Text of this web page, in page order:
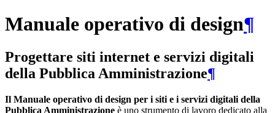
Manuale operativo di design¶
Progettare siti internet e servizi digitali
della Pubblica Amministrazione¶
Il Manuale operativo di design per i siti e i servizi digitali della
Pubblica Amministrazione è uno strumento di lavoro dedicato alla